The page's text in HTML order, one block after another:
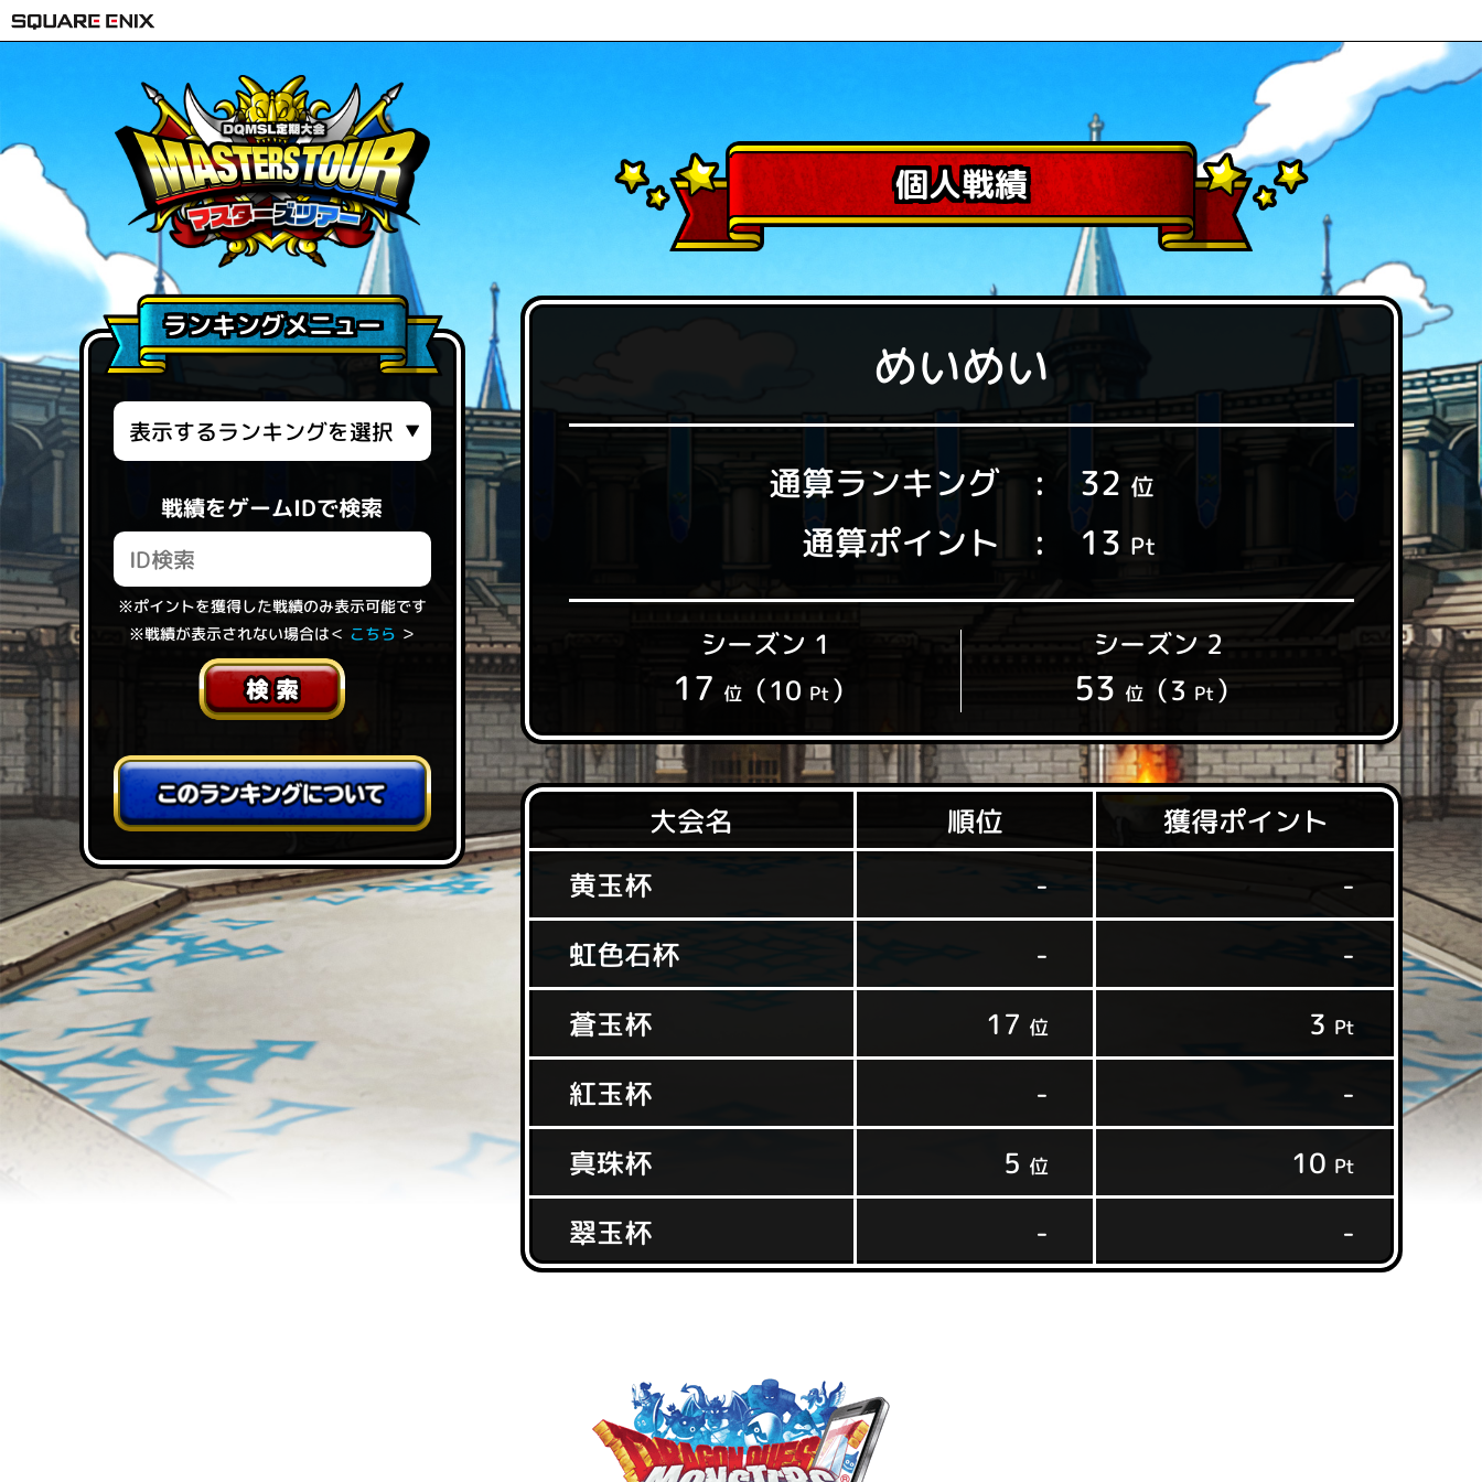
ランキングメニュー
戦績をゲームIDで検索
※ポイントを獲得した戦績のみ表示可能です
※戦績が表示されない場合は＜ こちら ＞
個人戦績
めいめい
通算ランキング 32 位
通算ポイント 13 Pt
シーズン 1
17 位 （10 Pt）
シーズン 2
53 位（3 Pt）
大会名 順位 獲得ポイント
黄玉杯 - -
虹色石杯 - -
蒼玉杯 17 位 3 Pt
紅玉杯 - -
真珠杯 5 位 10 Pt
翠玉杯 - -